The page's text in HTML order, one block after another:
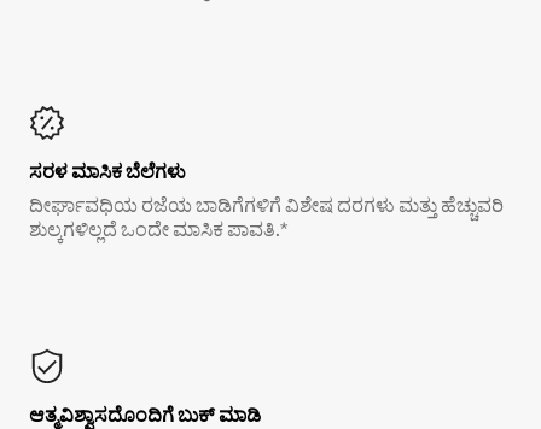
ಸರಳ ಮಾಸಿಕ ಬೆಲೆಗಳು
ದೀರ್ಘಾವಧಿಯ ರಜೆಯ ಬಾಡಿಗೆಗಳಿಗೆ ವಿಶೇಷ ದರಗಳು ಮತ್ತು ಹೆಚ್ಚುವರಿ
ಶುಲ್ಕಗಳಿಲ್ಲದೆ ಒಂದೇ ಮಾಸಿಕ ಪಾವತಿ.*
ಆತ್ಮವಿಶ್ವಾಸದೊಂದಿಗೆ ಬುಕ್ ಮಾಡಿ